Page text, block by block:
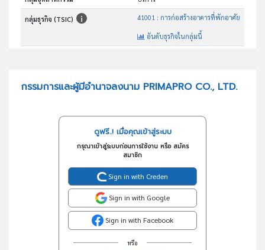
กลุ่มธุรกิจ (TSIC) 41001 : การก่อสร้างอาคารที่พักอาศัย
อันดับธุรกิจในกลุ่มนี้
กรรมการและผู้มีอำนาจลงนาม PRIMAPRO CO., LTD.
ดูฟรี..! เมื่อคุณเข้าสู่ระบบ
กรุณาเข้าสู่ระบบก่อนการใช้งาน หรือ สมัคร
สมาชิก
Sign in with Creden
Sign in with Google
Sign in with Facebook
หรือ